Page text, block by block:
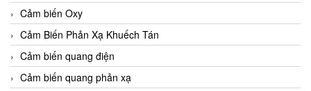
Cảm biến Oxy
Cảm Biến Phản Xạ Khuếch Tán
Cảm biến quang điện
Cảm biến quang phản xạ